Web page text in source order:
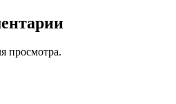
просмотра.